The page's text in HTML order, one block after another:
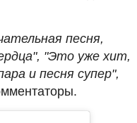
песня,
"Это уже хит,
и песня супер",